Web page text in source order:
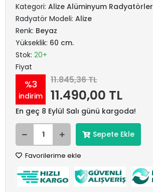
Kategori: Alize Alüminyum Radyatörler
Radyatör Modeli: Alize
Renk: Beyaz
Yükseklik: 60 cm.
Stok: 20+
Fiyat
%3
indirim
11.845,36 TL
11.490,00 TL
En geç 8 Eylül Salı günü kargoda!
Sepete Ekle
Favorilerime ekle